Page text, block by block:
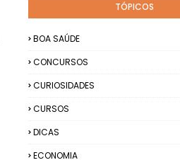
TÓPICOS
BOA SAÚDE
CONCURSOS
CURIOSIDADES
CURSOS
DICAS
ECONOMIA